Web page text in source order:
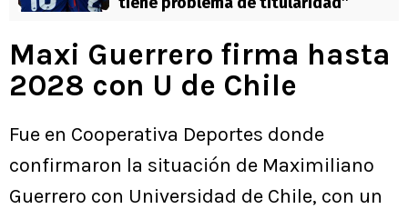
Maxi Guerrero firma hasta
2028 con U de Chile
Fue en Cooperativa Deportes donde
confirmaron la situación de Maximiliano
Guerrero con Universidad de Chile, con un